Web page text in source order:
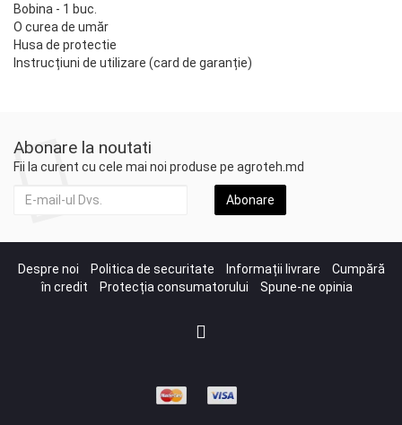
Bobina - 1 buc.
O curea de umăr
Husa de protectie
Instrucțiuni de utilizare (card de garanție)
Abonare la noutati
Fii la curent cu cele mai noi produse pe agroteh.md
Abonare
Despre noi Politica de securitate Informații livrare
Cumpără
în credit
Protecția consumatorului Spune-ne opinia